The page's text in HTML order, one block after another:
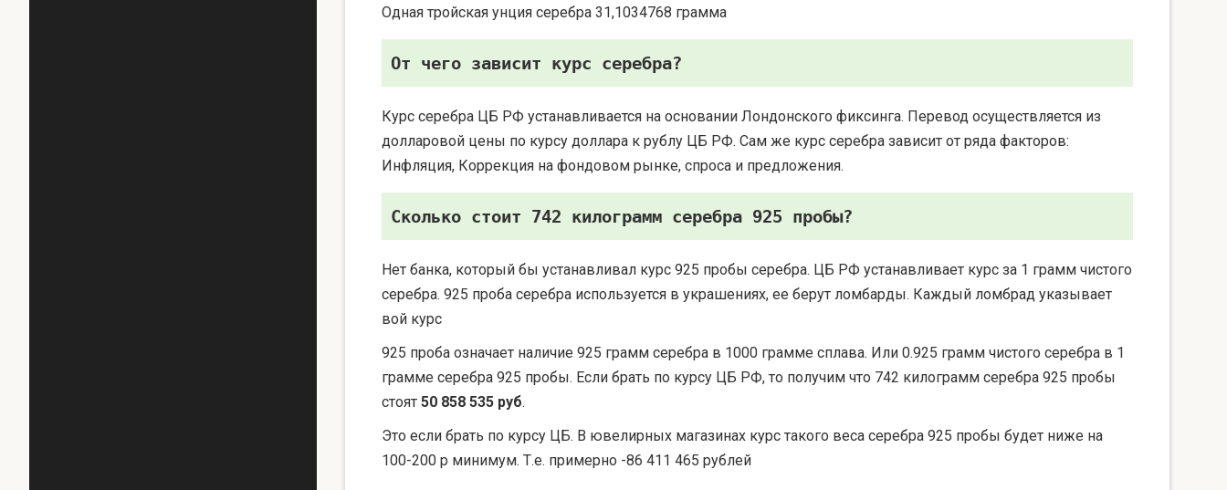
Одная тройская унция серебра 31,1034768 грамма
От чего зависит курс серебра?
Курс серебра ЦБ РФ устанавливается на основании Лондонского фиксинга. Перевод осуществляется из
долларовой цены по курсу доллара к рублу ЦБ РФ. Сам же курс серебра зависит от ряда факторов:
Инфляция, Коррекция на фондовом рынке, спроса и предложения.
Сколько стоит 742 килограмм серебра 925 пробы?
Нет банка, который бы устанавливал курс 925 пробы серебра. ЦБ РФ устанавливает курс за 1 грамм чистого
серебра. 925 проба серебра используется в украшениях, ее берут ломбарды. Каждый ломбрад указывает
вой курс
925 проба означает наличие 925 грамм серебра в 1000 грамме сплава. Или 0.925 грамм чистого серебра в 1
грамме серебра 925 пробы. Если брать по курсу ЦБ РФ, то получим что 742 килограмм серебра 925 пробы
стоят 50 858 535 руб.
Это если брать по курсу ЦБ. В ювелирных магазинах курс такого веса серебра 925 пробы будет ниже на
100-200 р минимум. Т.е. примерно -86 411 465 рублей